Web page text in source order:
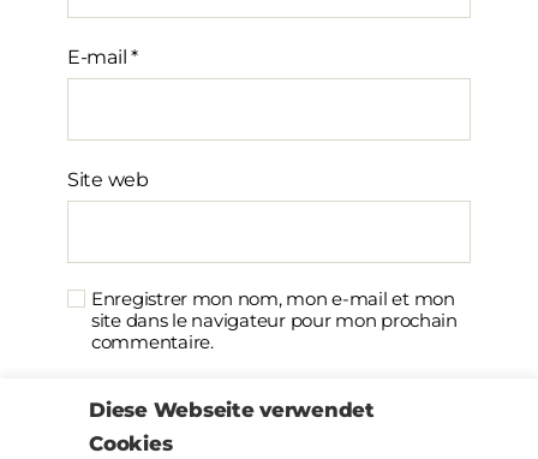
E-mail*
Site web
Enregistrer mon nom, mon e-mail et mon
site dans le navigateur pour mon prochain
commentaire.
Diese Webseite verwendet
Cookies